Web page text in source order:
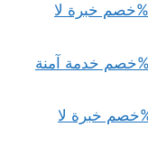
نقل عفش من مكة الى الرياض بـ30%خصم خبرة لا
نقل عفش من المدينة الى جدة بـ35%خصم خدمة آمنة
عفش من الدمام الى جدة بـ30%خصم خبرة لا